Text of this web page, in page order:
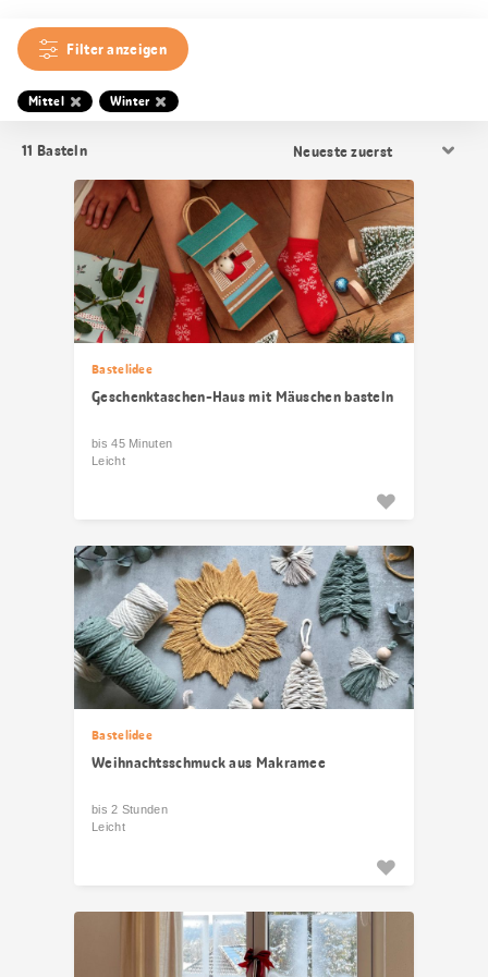
Filter anzeigen
Mittel Winter
11 Basteln
Sortierung
Bastelidee
Geschenktaschen-Haus mit Mäuschen basteln
bis 45 Minuten
Leicht
Bastelidee
Weihnachtsschmuck aus Makramee
bis 2 Stunden
Leicht